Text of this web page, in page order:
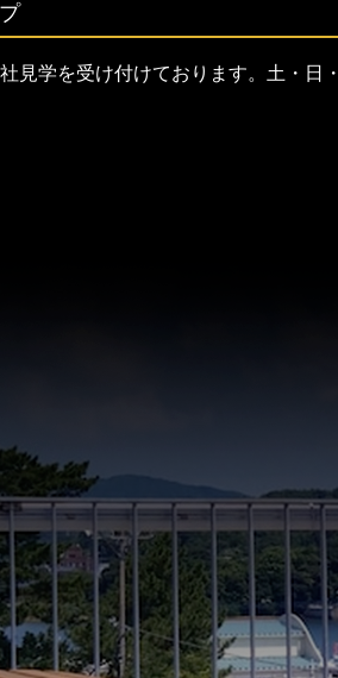
見学を受け付けております。土・日